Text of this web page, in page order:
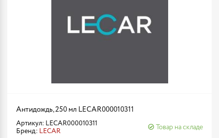
Антидождь, 250 мл LECAR000010311
Артикул: LECAR000010311
Бренд: LECAR
Товар на складе